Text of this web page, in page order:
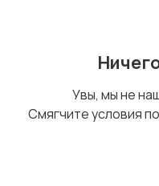
Увы, мы не
Смягчите условия